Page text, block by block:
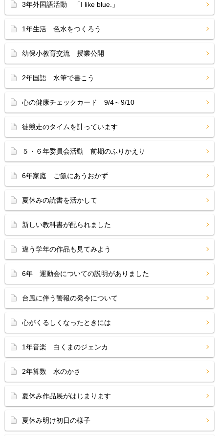
3年外国語活動 「I like blue.」
1年生活 色水をつくろう
幼保小教育交流 授業公開
2年国語 水筆で書こう
心の健康チェックカード 9/4～9/10
徒競走のタイムを計っています
５・６年委員会活動 前期のふりかえり
6年家庭 ご飯にあうおかず
夏休みの読書を活かして
新しい教科書が配られました
違う学年の作品も見てみよう
6年 運動会についての説明がありました
台風に伴う警報の発令について
心がくるしくなったときには
1年音楽 白くまのジェンカ
2年算数 水のかさ
夏休み作品展がはじまります
夏休み明け初日の様子